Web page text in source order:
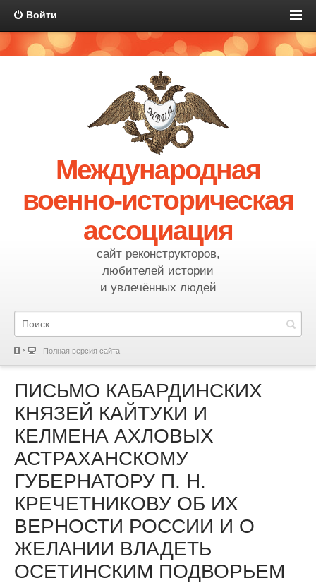
Войти
Международная
военно-историческая
ассоциация
сайт реконструкторов,
любителей истории
и увлечённых людей
Полная версия сайта
ПИСЬМО КАБАРДИНСКИХ
КНЯЗЕЙ КАЙТУКИ И
КЕЛМЕНА АХЛОВЫХ
АСТРАХАНСКОМУ
ГУБЕРНАТОРУ П. Н.
КРЕЧЕТНИКОВУ ОБ ИХ
ВЕРНОСТИ РОССИИ И О
ЖЕЛАНИИ ВЛАДЕТЬ
ОСЕТИНСКИМ ПОДВОРЬЕМ